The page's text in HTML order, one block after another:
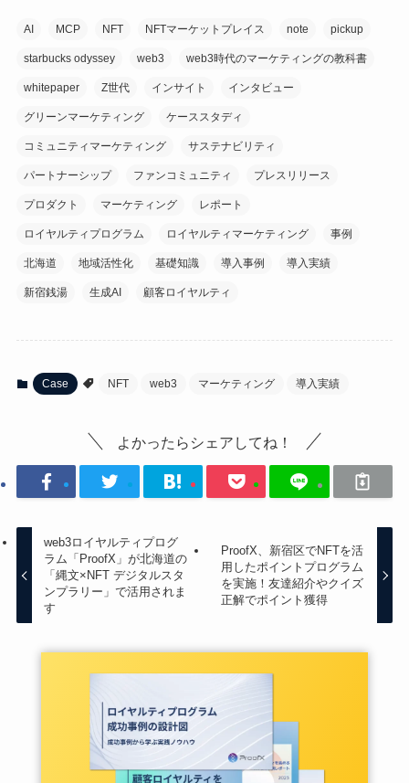
AI MCP NFT NFTマーケットプレイス note pickup
starbucks odyssey web3 web3時代のマーケティングの教科書
whitepaper Z世代 インサイト インタビュー
グリーンマーケティング ケーススタディ
コミュニティマーケティング サステナビリティ
パートナーシップ ファンコミュニティ プレスリリース
プロダクト マーケティング レポート
ロイヤルティプログラム ロイヤルティマーケティング 事例
北海道 地域活性化 基礎知識 導入事例 導入実績
新宿銭湯 生成AI 顧客ロイヤルティ
Case NFT web3 マーケティング 導入実績
よかったらシェアしてね！
web3ロイヤルティプログ
ラム「ProofX」が北海道の
「縄文×NFT デジタルスタ
ンプラリー」で活用されま
す
ProofX、新宿区でNFTを活
用したポイントプログラム
を実施！友達紹介やクイズ
正解でポイント獲得